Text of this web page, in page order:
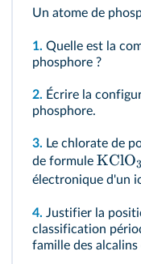
Un atome de
1. Quelle est la
phosphore ?
2. Écrire la
phosphore.
3. Le chlorate de
de formule KClO3
électronique d'un
4. Justifier la
classification
famille des alcalins